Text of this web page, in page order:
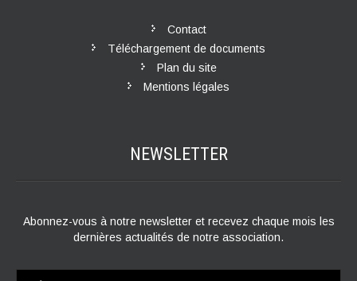
Contact
Téléchargement de documents
Plan du site
Mentions légales
NEWSLETTER
Abonnez-vous à notre newsletter et recevez chaque mois les
dernières actualités de notre association.